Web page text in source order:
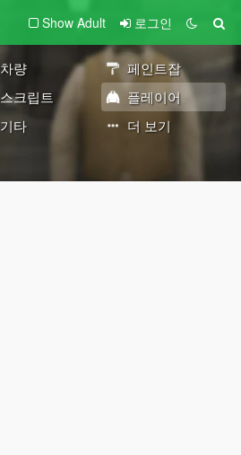
Show Adult 로그인
차량
페인트잡
스크립트
플레이어
기타 더 보기